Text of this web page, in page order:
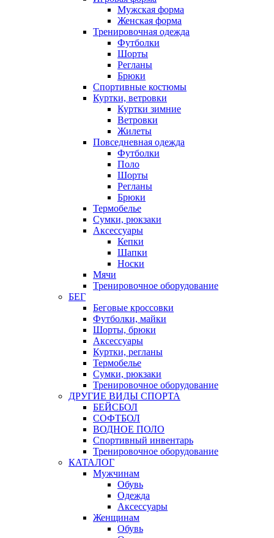
Мужская форма
Женская форма
Тренировочная одежда
Футболки
Шорты
Регланы
Брюки
Спортивные костюмы
Куртки, ветровки
Куртки зимние
Ветровки
Жилеты
Повседневная одежда
Футболки
Поло
Шорты
Регланы
Брюки
Термобелье
Сумки, рюкзаки
Аксессуары
Кепки
Шапки
Носки
Мячи
Тренировочное оборудование
БЕГ
Беговые кроссовки
Футболки, майки
Шорты, брюки
Аксессуары
Куртки, регланы
Термобелье
Сумки, рюкзаки
Тренировочное оборудование
ДРУГИЕ ВИДЫ СПОРТА
БЕЙСБОЛ
СОФТБОЛ
ВОДНОЕ ПОЛО
Спортивный инвентарь
Тренировочное оборудование
КАТАЛОГ
Мужчинам
Обувь
Одежда
Аксессуары
Женщинам
Обувь